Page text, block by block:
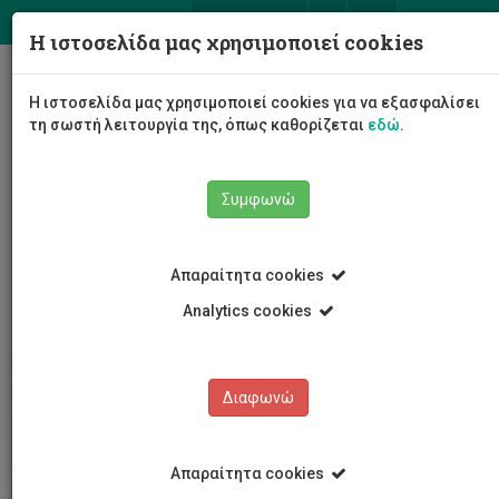
Οι μεταπτυχιακές σπουδές
Αλλαγή προγράμματος
Η ιστοσελίδα μας χρησιμοποιεί cookies
Η ιστοσελίδα μας χρησιμοποιεί cookies για να εξασφαλίσει
τη σωστή λειτουργία της, όπως καθορίζεται εδώ.
Συμφωνώ
Απαραίτητα cookies
Analytics cookies
Διαφωνώ
Απαραίτητα cookies